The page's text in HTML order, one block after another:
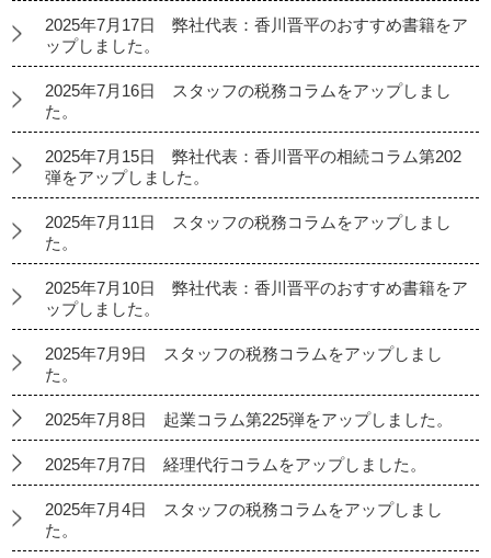
2025年7月17日 弊社代表：香川晋平のおすすめ書籍をア
ップしました。
2025年7月16日 スタッフの税務コラムをアップしまし
た。
2025年7月15日 弊社代表：香川晋平の相続コラム第202
弾をアップしました。
2025年7月11日 スタッフの税務コラムをアップしまし
た。
2025年7月10日 弊社代表：香川晋平のおすすめ書籍をア
ップしました。
2025年7月9日 スタッフの税務コラムをアップしまし
た。
2025年7月8日 起業コラム第225弾をアップしました。
2025年7月7日 経理代行コラムをアップしました。
2025年7月4日 スタッフの税務コラムをアップしまし
た。